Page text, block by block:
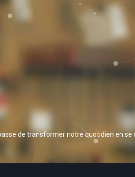
de transformer notre quotidien en